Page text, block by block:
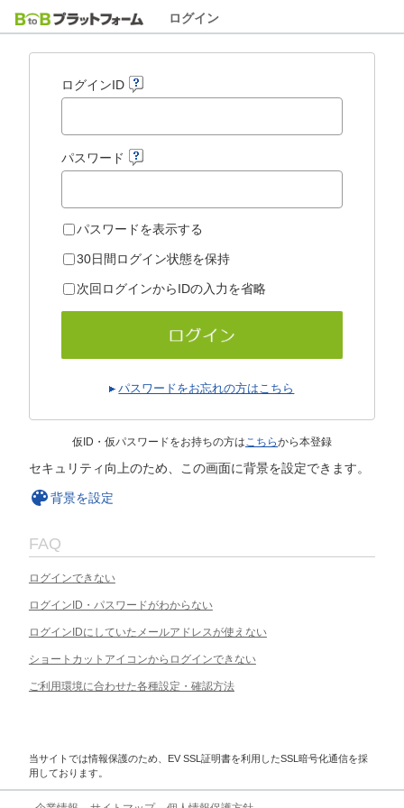
ログイン
ログインID
パスワード
パスワードを表示する
30日間ログイン状態を保持
次回ログインからIDの入力を省略
パスワードをお忘れの方はこちら
仮ID・仮パスワードをお持ちの方はこちらから本登録
セキュリティ向上のため、この画面に背景を設定できます。
背景を設定
FAQ
ログインできない
ログインID・パスワードがわからない
ログインIDにしていたメールアドレスが使えない
ショートカットアイコンからログインできない
ご利用環境に合わせた各種設定・確認方法
当サイトでは情報保護のため、EV SSL証明書を利用したSSL暗号化通信を採
用しております。